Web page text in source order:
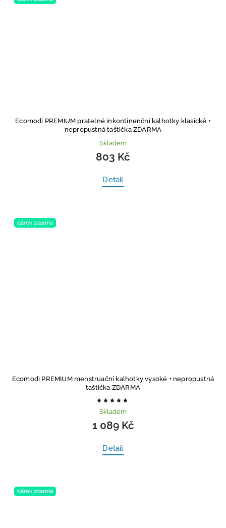
Ecomodi PREMIUM pratelné inkontinenční kalhotky klasické +
nepropustná taštička ZDARMA
Skladem
803 Kč
Detail
dárek zdarma
Ecomodi PREMIUM menstruační kalhotky vysoké + nepropustná
taštička ZDARMA
Skladem
1 089 Kč
Detail
dárek zdarma